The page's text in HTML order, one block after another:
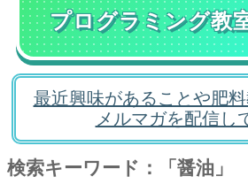
プログラミング教
最近興味があることや肥
メルマガを配信し
検索キーワード：「醤油」